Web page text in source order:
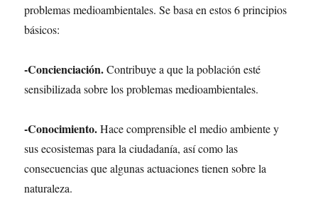
problemas medioambientales. Se basa en estos 6 principios
básicos:
-Concienciación.Contribuye a que la población esté
sensibilizada sobre los problemas medioambientales.
-Conocimiento.Hace comprensible el medio ambiente y
sus ecosistemas para la ciudadanía, así como las
consecuencias que algunas actuaciones tienen sobre la
naturaleza.